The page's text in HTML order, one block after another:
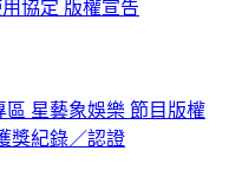
協定 版權宣告
區 星藝象娛樂 節目版權
獎紀錄／認證